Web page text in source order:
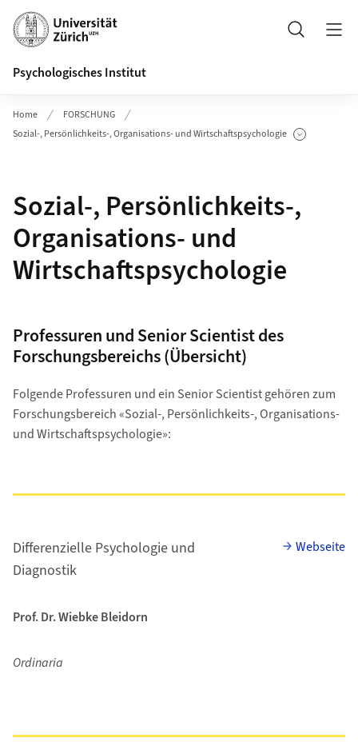
Header
Suche
Psychologisches Institut
Home
FORSCHUNG
Sozial-, Persönlichkeits-, Organisations- und Wirtschaftspsychologie
Unterseiten anzeigen
Sozial-, Persönlichkeits-,
Organisations- und
Wirtschaftspsychologie
Professuren und Senior Scientist des
Forschungsbereichs (Übersicht)
Folgende Professuren und ein Senior Scientist gehören zum
Forschungsbereich «Sozial-, Persönlichkeits-, Organisations-
und Wirtschaftspsychologie»:
Differenzielle Psychologie und
Diagnostik
Webseite
Prof. Dr. Wiebke Bleidorn
Ordinaria